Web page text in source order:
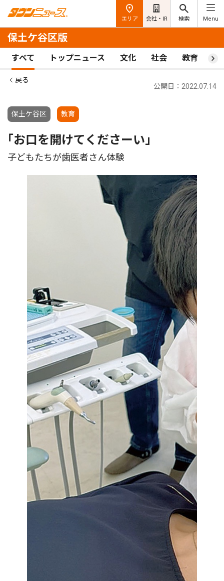
エリア 会社・IR 検索 Menu
保土ケ谷区版
すべて トップニュース 文化 社会 教育 ス
戻る
保土ケ谷区 教育
公開日：2022.07.14
｢お口を開けてくださーい｣
子どもたちが歯医者さん体験